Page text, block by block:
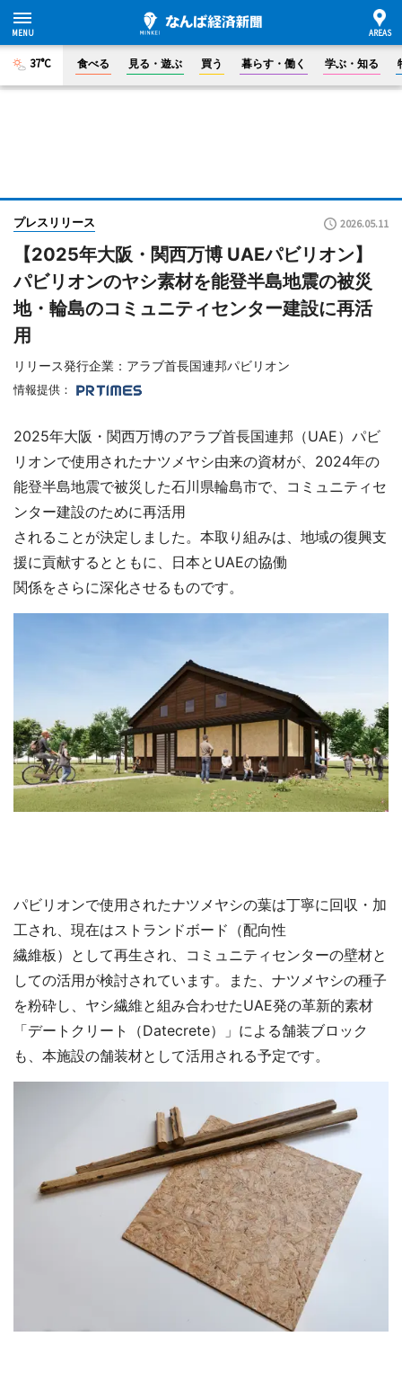
37°C 食べる 見る・遊ぶ 買う 暮らす・働く 学ぶ・知る
プレスリリース 2026.05.11
【2025年大阪・関西万博 UAEパビリオン】
パビリオンのヤシ素材を能登半島地震の被災
地・輪島のコミュニティセンター建設に再活
用
リリース発行企業：アラブ首長国連邦パビリオン
情報提供：
2025年大阪・関西万博のアラブ首長国連邦（UAE）パビ
リオンで使用されたナツメヤシ由来の資材が、2024年の
能登半島地震で被災した石川県輪島市で、コミュニティセ
ンター建設のために再活用
されることが決定しました。本取り組みは、地域の復興支
援に貢献するとともに、日本とUAEの協働
関係をさらに深化させるものです。
パビリオンで使用されたナツメヤシの葉は丁寧に回収・加
工され、現在はストランドボード（配向性
繊維板）として再生され、コミュニティセンターの壁材と
しての活用が検討されています。また、ナツメヤシの種子
を粉砕し、ヤシ繊維と組み合わせたUAE発の革新的素材
「デートクリート（Datecrete）」による舗装ブロック
も、本施設の舗装材として活用される予定です。